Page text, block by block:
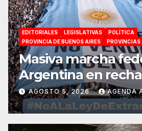
EDITORIALES LEGISLATIVAS
POLÍTICA
PROVINCIA DE BUENOS AIRES
PROVINCIAS
Masiva marcha
Argentina en
reforma de la Ley
impulsada por
soberanía no se
AGOSTO 5, 2026 AGENDA